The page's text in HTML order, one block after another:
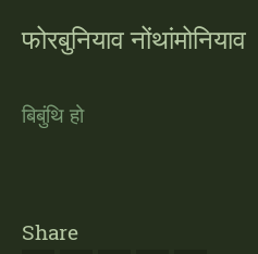
फोरबुनियाव नोंथांमोनियाव
बिबुंथि हो
Share